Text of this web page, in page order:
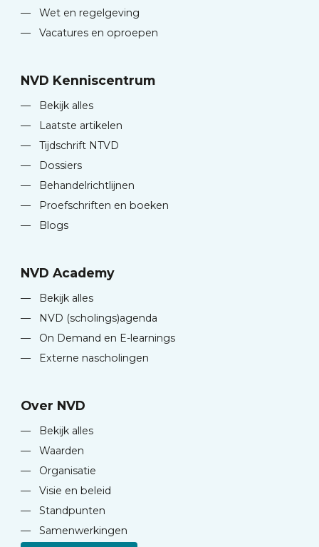
—
Wet en regelgeving
—
Vacatures en oproepen
NVD Kenniscentrum
—
Bekijk alles
—
Laatste artikelen
—
Tijdschrift NTVD
—
Dossiers
—
Behandelrichtlijnen
—
Proefschriften en boeken
—
Blogs
NVD Academy
—
Bekijk alles
—
NVD (scholings)agenda
—
On Demand en E-learnings
—
Externe nascholingen
Over NVD
—
Bekijk alles
—
Waarden
—
Organisatie
—
Visie en beleid
—
Standpunten
—
Samenwerkingen